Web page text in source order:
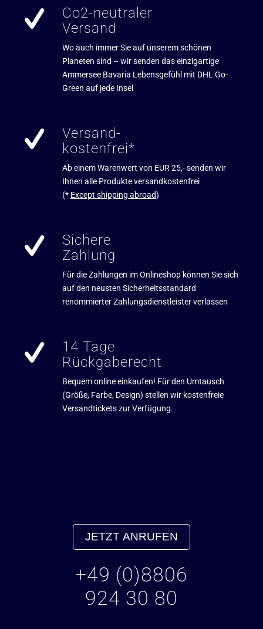
Co2-neutraler
Versand
Wo auch immer Sie auf unserem schönen
Planeten sind – wir senden das einzigartige
Ammersee Bavaria Lebensgefühl mit DHL Go-
Green auf jede Insel
Versand-
kostenfrei*
Ab einem Warenwert von EUR 25,- senden wir
Ihnen alle Produkte versandkostenfrei
(* Except shipping abroad)
Sichere
Zahlung
Für die Zahlungen im Onlineshop können Sie sich
auf den neusten Sicherheitsstandard
renommierter Zahlungsdienstleister verlassen
14 Tage
Rückgaberecht
Bequem online einkaufen! Für den Umtausch
(Größe, Farbe, Design) stellen wir kostenfreie
Versandtickets zur Verfügung.
JETZT ANRUFEN
+49 (0)8806
924 30 80